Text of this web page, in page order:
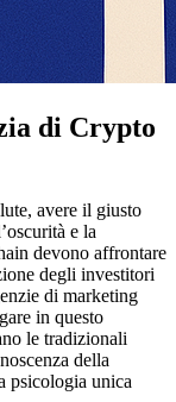
di Crypto
avere il giusto
e la
devono affrontare
degli investitori
di marketing
in questo
le tradizionali
della
psicologia unica